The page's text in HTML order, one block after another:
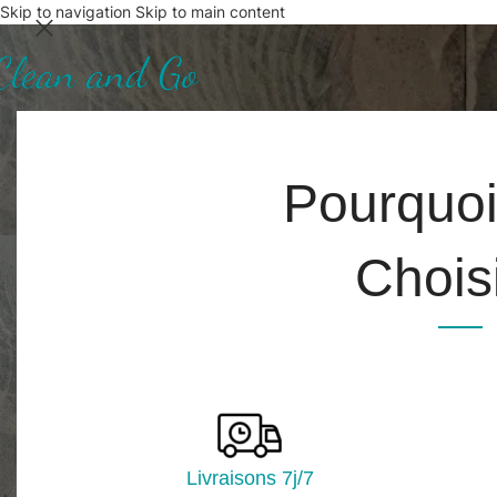
Livraisons 7j/7
Skip to navigation Skip to main content
CATÉGORIES DE PRODUITS